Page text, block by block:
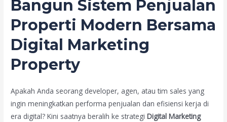
Bangun Sistem Penjualan
Properti Modern Bersama
Digital Marketing
Property
Apakah Anda seorang developer, agen, atau tim sales yang
ingin meningkatkan performa penjualan dan efisiensi kerja di
era digital? Kini saatnya beralih ke strategiDigital Marketing